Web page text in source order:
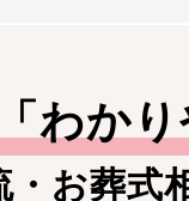
「 わかり
・お葬式